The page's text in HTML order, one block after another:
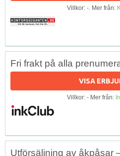
Villkor: -. Mer från:
Fri frakt på alla
VISA
Villkor: - Mer från:
Utförsäljning av åkpåsar